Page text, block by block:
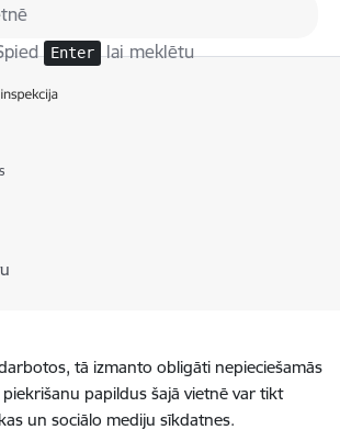
Enter lai meklētu
tā izmanto obligāti nepieciešamās
papildus šajā vietnē var tikt
un sociālo mediju sīkdatnes.